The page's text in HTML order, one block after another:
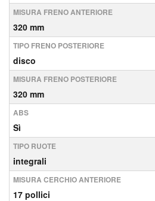
MISURA FRENO ANTERIORE
320 mm
TIPO FRENO POSTERIORE
disco
MISURA FRENO POSTERIORE
320 mm
ABS
Sì
TIPO RUOTE
integrali
MISURA CERCHIO ANTERIORE
17 pollici